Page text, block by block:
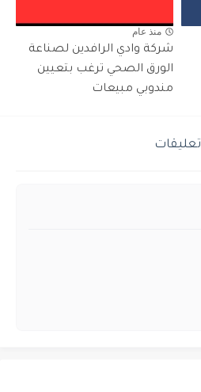
منذ عام
شركة وادي الرافدين لصناعة
الورق الصحي ترغب بتعيين
مندوبي مبيعات
تعليقات